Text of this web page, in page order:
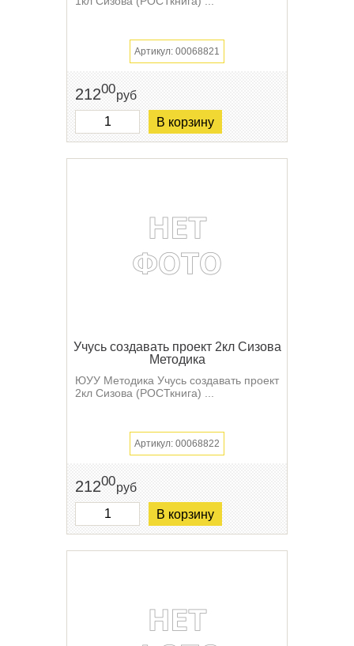
Артикул: 00068821
21200руб
В корзину
Учусь создавать проект 2кл Сизова
Методика
ЮУУ Методика Учусь создавать проект
2кл Сизова (РОСТкнига) ...
Артикул: 00068822
21200руб
В корзину